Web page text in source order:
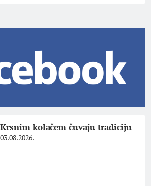
Krsnim kolačem čuvaju tradiciju
03.08.2026.